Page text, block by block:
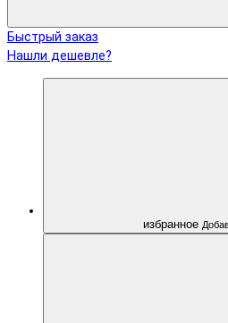
Быстрый заказ
Нашли дешевле?
избранное